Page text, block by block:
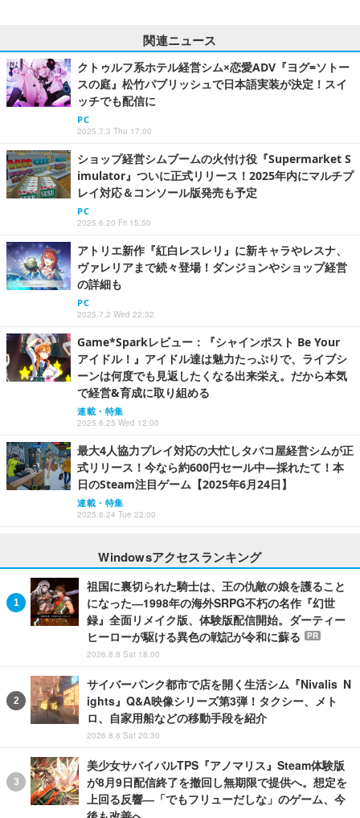
関連ニュース
クトゥルフ系ホテル経営シム×恋愛ADV『ヨグ=ソトー
スの庭』松竹パブリッシュで日本語実装が決定！スイ
ッチでも配信に
PC
2025.7.3 Thu 17:00
ショップ経営シムブームの火付け役『Supermarket S
imulator』ついに正式リリース！2025年内にマルチプ
レイ対応＆コンソール版発売も予定
PC
2025.6.20 Fri 15:50
アトリエ新作『紅白レスレリ』に新キャラやレスナ、
ヴァレリアまで続々登場！ダンジョンやショップ経営
の詳細も
PC
2025.7.2 Wed 22:32
Game*Sparkレビュー：『シャインポスト Be Your
アイドル！』アイドル達は魅力たっぷりで、ライブシ
ーンは何度でも見返したくなる出来栄え。だから本気
で経営&育成に取り組める
連載・特集
2025.6.25 Wed 12:00
最大4人協力プレイ対応の大忙しタバコ屋経営シムが正
式リリース！今なら約600円セール中―採れたて！本
日のSteam注目ゲーム【2025年6月24日】
連載・特集
2025.6.24 Tue 22:00
Windowsアクセスランキング
祖国に裏切られた騎士は、王の仇敵の娘を護ること
になった―1998年の海外SRPG不朽の名作『幻世
録』全面リメイク版、体験版配信開始。ダーティー
ヒーローが駆ける異色の戦記が令和に蘇る
PR
2026.8.8 Sat 18:00
サイバーパンク都市で店を開く生活シム『Nivalis N
ights』Q&A映像シリーズ第3弾！タクシー、メト
ロ、自家用船などの移動手段を紹介
2026.8.8 Sat 20:30
美少女サバイバルTPS『アノマリス』Steam体験版
が8月9日配信終了を撤回し無期限で提供へ。想定を
上回る反響―「でもフリューだしな」のゲーム、今
後も改善へ